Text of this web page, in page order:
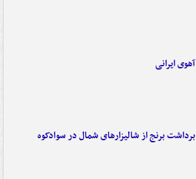
آهوی ایرانی
برداشت برنج از شالیزارهای شمال در سوادکوه